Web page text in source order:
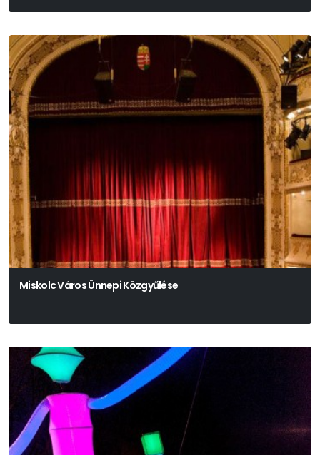
Miskolc Város Ünnepi Közgyűlése